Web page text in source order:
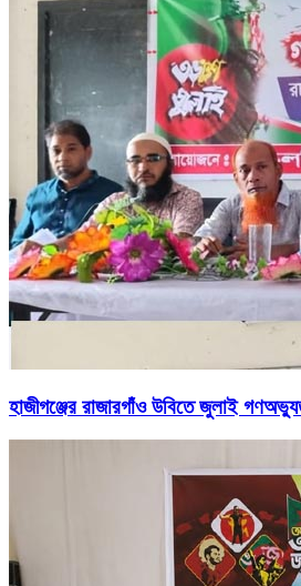
হাজীগঞ্জের রাজারগাঁও উবিতে জুলাই